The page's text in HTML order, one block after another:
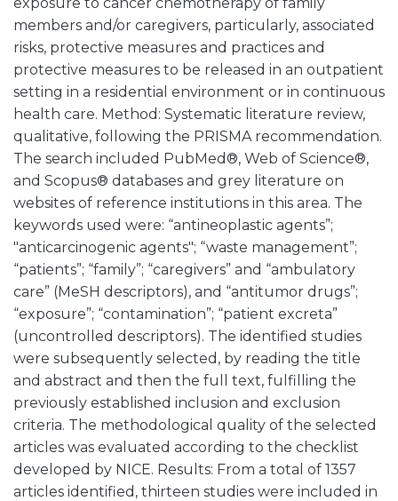
members and/or caregivers, particularly, associated
risks, protective measures and practices and
protective measures to be released in an outpatient
setting in a residential environment or in continuous
health care. Method: Systematic literature review,
qualitative, following the PRISMA recommendation.
The search included PubMed®, Web of Science®,
and Scopus® databases and grey literature on
websites of reference institutions in this area. The
keywords used were: “antineoplastic agents”;
"anticarcinogenic agents"; “waste management”;
“patients”; “family”; “caregivers” and “ambulatory
care” (MeSH descriptors), and “antitumor drugs”;
“exposure”; “contamination”; “patient excreta”
(uncontrolled descriptors). The identified studies
were subsequently selected, by reading the title
and abstract and then the full text, fulfilling the
previously established inclusion and exclusion
criteria. The methodological quality of the selected
articles was evaluated according to the checklist
developed by NICE. Results: From a total of 1357
articles identified, thirteen studies were included in